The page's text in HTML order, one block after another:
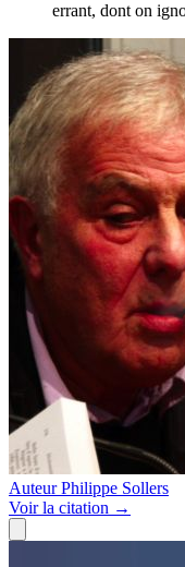
errant, dont on
Auteur Philippe Sollers
Voirla citation →